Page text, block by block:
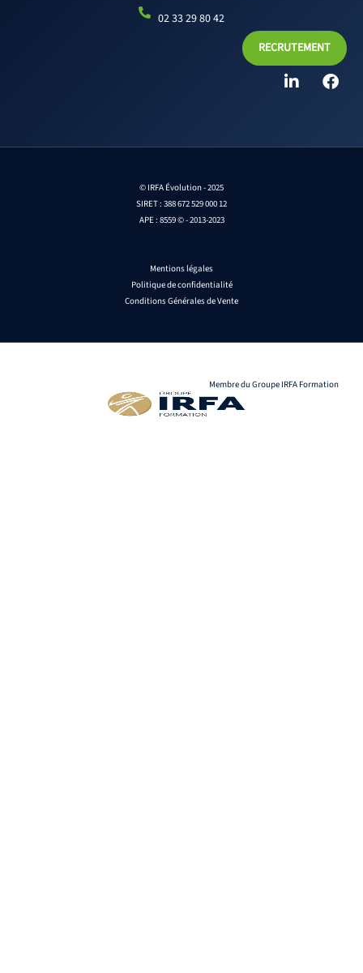
02 33 29 80 42
RECRUTEMENT
L
i
d
F
a
o
© IRFA Évolution - 2025
SIRET : 388 672 529 000 12
APE : 8559 © - 2013-2023
Mentions légales
Politique de confidentialité
Conditions Générales de Vente
Membre du Groupe IRFA Formation